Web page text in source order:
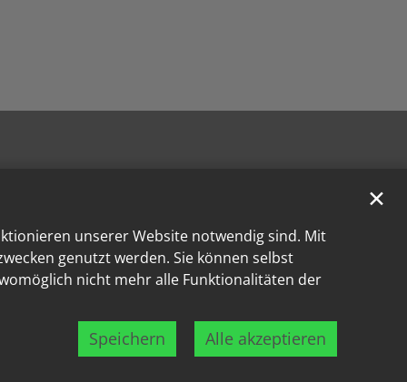
unserer Website notwendig sind. Mit
genutzt werden. Sie können selbst
nicht mehr alle Funktionalitäten der
Speichern Alle akzeptieren
✕